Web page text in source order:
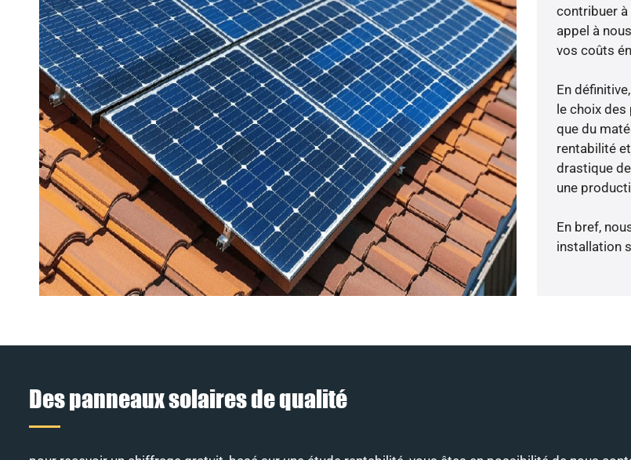
contribuer à
appel à
vos coûts
En
le choix des
que du
rentabilité
drastique
une
En bref,
installation
Des panneaux solaires de qualité